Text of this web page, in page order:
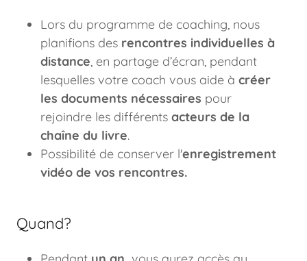
Lors du programme de coaching, nous
planifions des rencontres individuelles à
distance, en partage d’écran, pendant
lesquelles votre coach vous aide àcréer
les documents nécessaires pour
rejoindre les différentsacteurs de la
chaîne du livre.
Possibilité de conserver l'enregistrement
vidéo de vos rencontres.
Quand?